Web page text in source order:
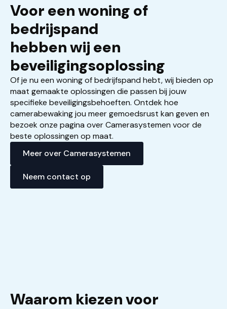
Voor een woning of
bedrijspand
hebben wij een
beveiligingsoplossing
Of je nu een woning of bedrijfspand hebt, wij bieden op
maat gemaakte oplossingen die passen bij jouw
specifieke beveiligingsbehoeften. Ontdek hoe
camerabewaking jou meer gemoedsrust kan geven en
bezoek onze pagina over Camerasystemen voor de
beste oplossingen op maat.
Meer over Camerasystemen
Neem contact op
Waarom kiezen voor